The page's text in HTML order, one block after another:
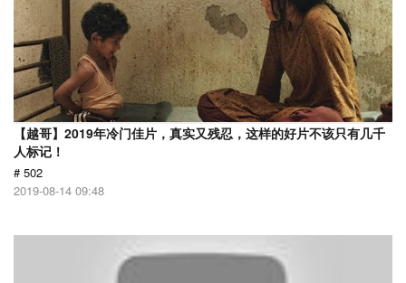
【越哥】2019年冷门佳片，真实又残忍，这样的好片不该只有几千
人标记！
# 502
2019-08-14 09:48